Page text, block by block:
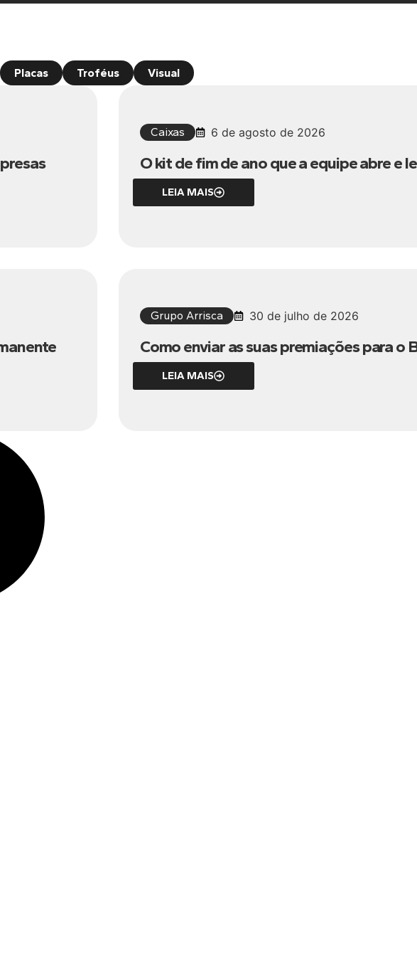
Placas Troféus Visual
Caixas 6 de agosto de 2026
O kit de fim de ano que a equipe abre e
LEIA MAIS
Grupo Arrisca 30 de julho de 2026
Como enviar as suas premiações para o
LEIA MAIS